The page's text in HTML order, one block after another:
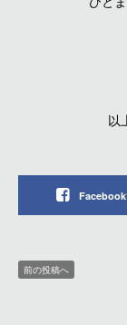
以
前の投稿へ